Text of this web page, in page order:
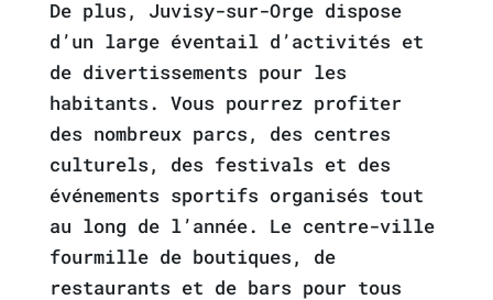
De plus, Juvisy-sur-Orge dispose
d’un large éventail d’activités et
de divertissements pour les
habitants. Vous pourrez profiter
des nombreux parcs, des centres
culturels, des festivals et des
événements sportifs organisés tout
au long de l’année. Le centre-ville
fourmille de boutiques, de
restaurants et de bars pour tous